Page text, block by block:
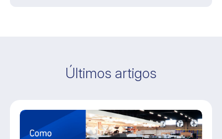
Últimos artigos